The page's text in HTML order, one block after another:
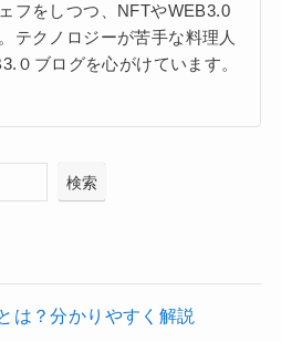
フをしつつ、NFTやWEB3.0
テクノロジーが苦手な料理人
０ブログを心がけています。
検索
は？分かりやすく解説